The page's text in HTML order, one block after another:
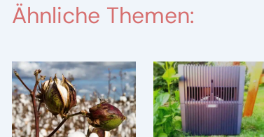
Ähnliche Themen: